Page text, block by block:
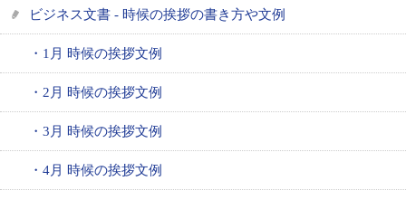
ビジネス文書 - 時候の挨拶の書き方や文例
・1月 時候の挨拶文例
・2月 時候の挨拶文例
・3月 時候の挨拶文例
・4月 時候の挨拶文例